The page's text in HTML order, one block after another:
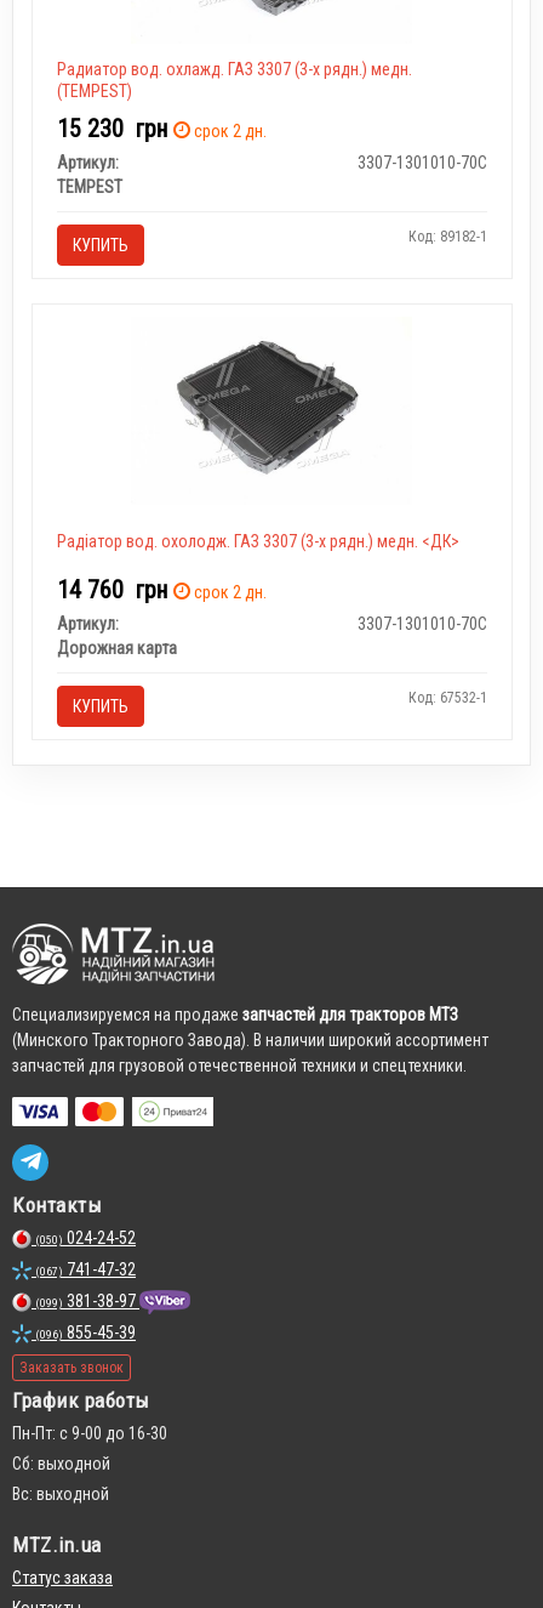
Радиатор вод. охлажд. ГАЗ 3307 (3-х рядн.) медн.
(TEMPEST)
15 230 грн
срок 2 дн.
Артикул:
3307-1301010-70С
TEMPEST
КУПИТЬ Код: 89182-1
Радіатор вод. охолодж. ГАЗ 3307 (3-х рядн.) медн. <ДК>
14 760 грн
срок 2 дн.
Артикул:
3307-1301010-70С
Дорожная карта
КУПИТЬ Код: 67532-1
Cпециализируемся на продаже запчастей для тракторов МТЗ
(Минского Тракторного Завода). В наличии широкий ассортимент
запчастей для грузовой отечественной техники и спецтехники.
Контакты
(050) 024-24-52
(067) 741-47-32
(099) 381-38-97
(096) 855-45-39
Заказать звонок
График работы
Пн-Пт: с 9-00 до 16-30
Сб: выходной
Вс: выходной
MTZ.in.ua
Статус заказа